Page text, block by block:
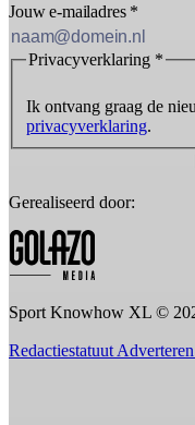
Jouw e-mailadres *
Privacyverklaring *
Ik ontvang graag de
privacyverklaring.
Gerealiseerd door:
Sport Knowhow XL ©
Redactiestatuut Adverteren